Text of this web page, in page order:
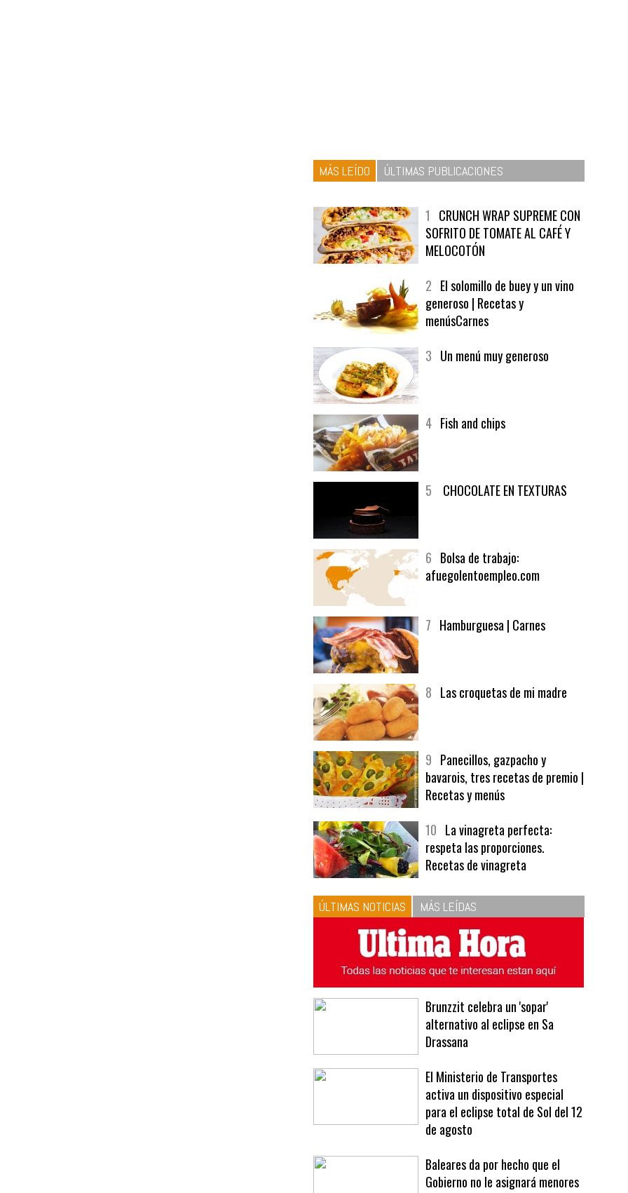
MÁS LEÍDO ÚLTIMAS PUBLICACIONES
SOFRITO DE TOMATE AL CAFÉ Y
MELOCOTÓN
generoso | Recetas y
afuegolentoempleo.com
bavarois, tres recetas de premio |
Recetas y menús
respeta las proporciones.
Recetas de vinagreta
ÚLTIMAS NOTICIAS MÁS LEÍDAS
alternativo al eclipse en Sa
Drassana
El Ministerio de Transportes
para el eclipse total de Sol del 12
de agosto